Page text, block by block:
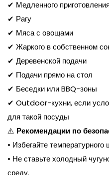
✔ Медленного приготовления
✔ Рагу
✔ Мяса с овощами
✔ Жаркого в собственном
✔ Деревенской подачи
✔ Подачи прямо на стол
✔ Беседки или BBQ-зоны
✔ Outdoor-кухни, если
для такой посуды
⚠️ Рекомендации по
• Избегайте температурного
• Не ставьте холодный
среду.